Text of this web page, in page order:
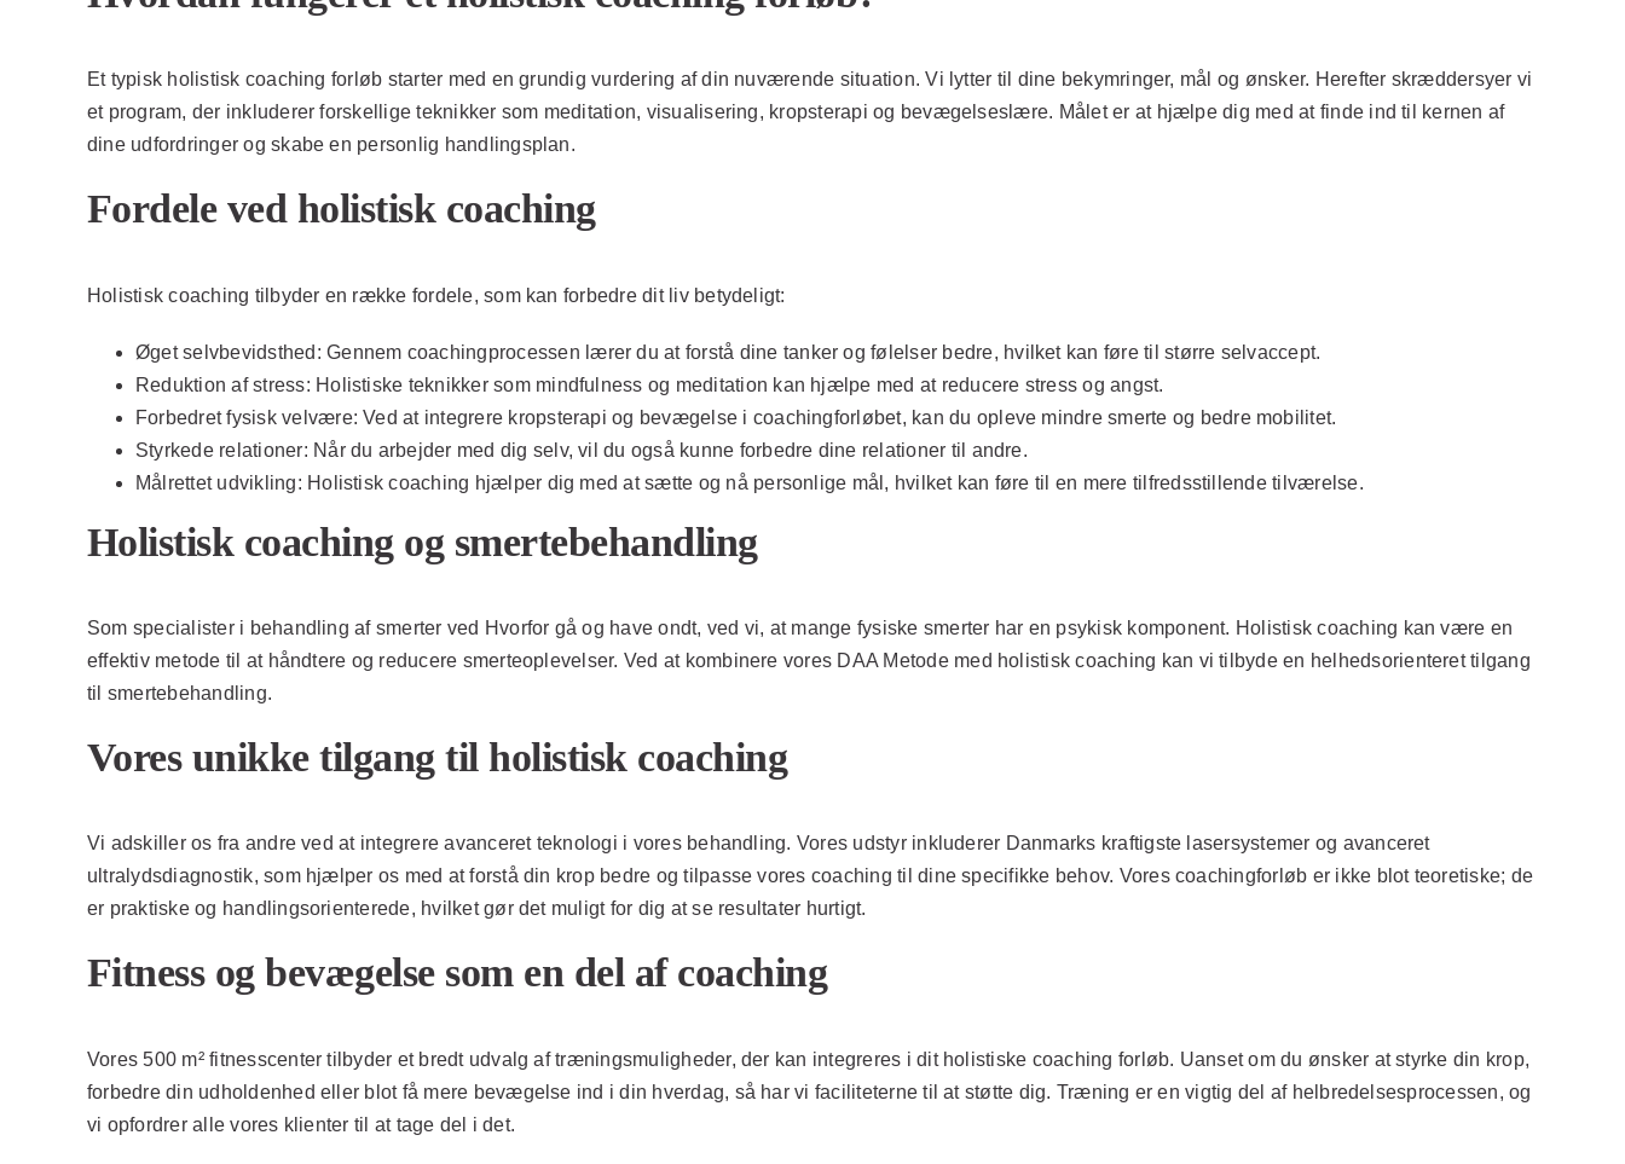
Et typisk holistisk coaching forløb starter med en grundig vurdering af din nuværende situation. Vi lytter til dine bekymringer, mål og ønsker. Herefter skræddersyer vi
et program, der inkluderer forskellige teknikker som meditation, visualisering, kropsterapi og bevægelseslære. Målet er at hjælpe dig med at finde ind til kernen af
dine udfordringer og skabe en personlig handlingsplan.
Fordele ved holistisk coaching
Holistisk coaching tilbyder en række fordele, som kan forbedre dit liv betydeligt:
Øget selvbevidsthed: Gennem coachingprocessen lærer du at forstå dine tanker og følelser bedre, hvilket kan føre til større selvaccept.
Reduktion af stress: Holistiske teknikker som mindfulness og meditation kan hjælpe med at reducere stress og angst.
Forbedret fysisk velvære: Ved at integrere kropsterapi og bevægelse i coachingforløbet, kan du opleve mindre smerte og bedre mobilitet.
Styrkede relationer: Når du arbejder med dig selv, vil du også kunne forbedre dine relationer til andre.
Målrettet udvikling: Holistisk coaching hjælper dig med at sætte og nå personlige mål, hvilket kan føre til en mere tilfredsstillende tilværelse.
Holistisk coaching og smertebehandling
Som specialister i behandling af smerter ved Hvorfor gå og have ondt, ved vi, at mange fysiske smerter har en psykisk komponent. Holistisk coaching kan være en
effektiv metode til at håndtere og reducere smerteoplevelser. Ved at kombinere vores DAA Metode med holistisk coaching kan vi tilbyde en helhedsorienteret tilgang
til smertebehandling.
Vores unikke tilgang til holistisk coaching
Vi adskiller os fra andre ved at integrere avanceret teknologi i vores behandling. Vores udstyr inkluderer Danmarks kraftigste lasersystemer og avanceret
ultralydsdiagnostik, som hjælper os med at forstå din krop bedre og tilpasse vores coaching til dine specifikke behov. Vores coachingforløb er ikke blot teoretiske; de
er praktiske og handlingsorienterede, hvilket gør det muligt for dig at se resultater hurtigt.
Fitness og bevægelse som en del af coaching
Vores 500 m² fitnesscenter tilbyder et bredt udvalg af træningsmuligheder, der kan integreres i dit holistiske coaching forløb. Uanset om du ønsker at styrke din krop,
forbedre din udholdenhed eller blot få mere bevægelse ind i din hverdag, så har vi faciliteterne til at støtte dig. Træning er en vigtig del af helbredelsesprocessen, og
vi opfordrer alle vores klienter til at tage del i det.